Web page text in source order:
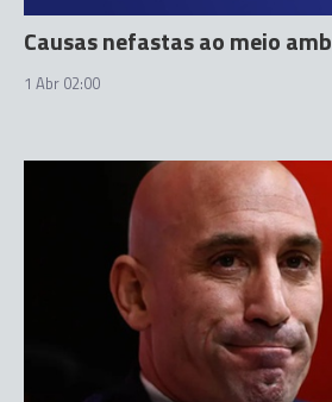
Causas nefastas ao meio
1 Abr 02:00